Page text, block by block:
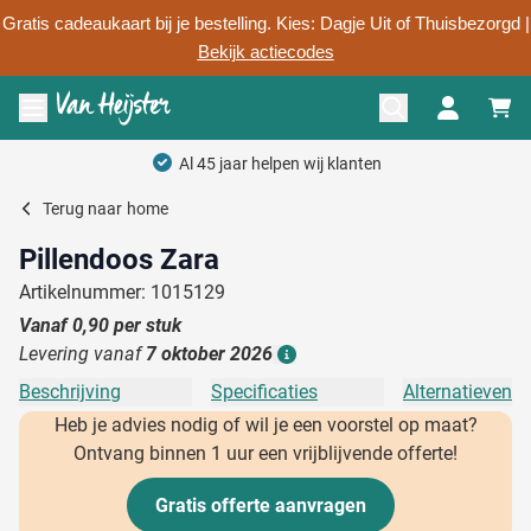
Gratis cadeaukaart bij je bestelling. Kies: Dagje Uit of Thuisbezorgd |
Bekijk actiecodes
Ga naar de inhoud
Menu openen
Al 45 jaar helpen wij klanten
Terug naar home
Pillendoos Zara
Artikelnummer: 1015129
Vanaf0,90 per stuk
Levering vanaf7 oktober 2026
Beschrijving Specificaties
Alternatieven
Heb je advies nodig of wil je een voorstel op maat?
Ontvang binnen 1 uur een vrijblijvende offerte!
Gratis offerte aanvragen